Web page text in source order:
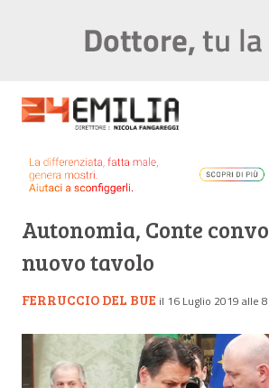
Autonomia, Conte
nuovo tavolo
FERRUCCIO DEL BUE il 16 Luglio 2019 alle